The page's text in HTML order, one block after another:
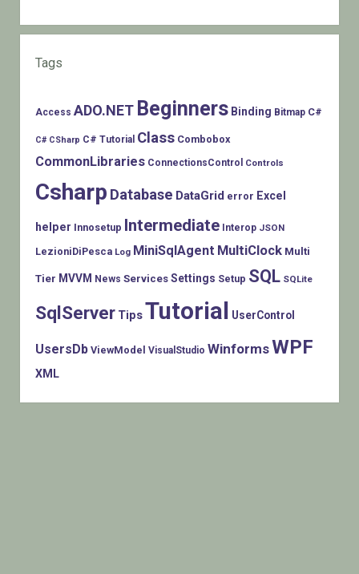
Tags
Access ADO.NET Beginners Binding Bitmap C#
C# CSharp C# Tutorial Class Combobox
CommonLibraries ConnectionsControl Controls
Csharp Database DataGrid error Excel
helper Innosetup Intermediate Interop JSON
LezioniDiPesca Log MiniSqlAgent MultiClock Multi
Tier MVVM News Services Settings Setup SQL SQLite
SqlServer TipsTutorial UserControl
UsersDb ViewModel VisualStudio WinformsWPF
XML